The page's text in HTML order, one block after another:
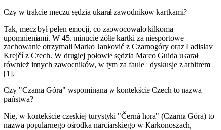
Czy w trakcie meczu sędzia ukarał zawodników kartkami?
Tak, mecz był pełen emocji, co zaowocowało kilkoma
upomnieniami. W 45. minucie żółte kartki za niesportowe
zachowanie otrzymali Marko Janković z Czarnogóry oraz Ladislav
Krejčí z Czech. W drugiej połowie sędzia Marco Guida ukarał
również innych zawodników, w tym za faule i dyskusje z arbitrem
[1].
Czy "Czarna Góra" wspominana w kontekście Czech to nazwa
państwa?
Nie, w kontekście czeskiej turystyki "Černá hora" (Czarna Góra) to
nazwa popularnego ośrodka narciarskiego w Karkonoszach,